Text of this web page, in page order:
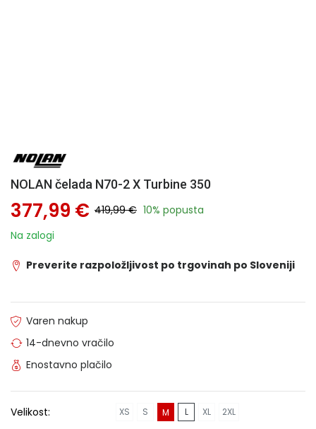
NOLAN čelada N70-2 X Turbine 350
377,99 € 419,99 € 10% popusta
Na zalogi
Preverite razpoložljivost po trgovinah po Sloveniji
Varen nakup
14-dnevno vračilo
Enostavno plačilo
Velikost: XS S M L XL 2XL